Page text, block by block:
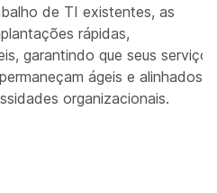
de TI existentes, as
rápidas,
garantindo que seus serviços
ágeis e alinhados
organizacionais.